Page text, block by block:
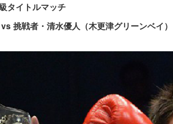
タイトルマッチ
挑戦者・清水優人（木更津グリーンベイ）